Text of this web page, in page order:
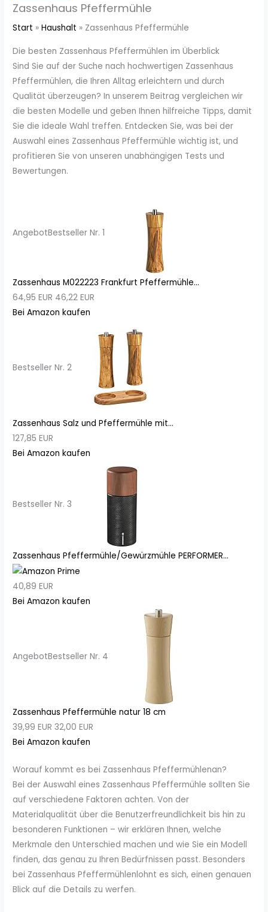
Zassenhaus Pfeffermühle
Start Haushalt Zassenhaus Pfeffermühle
Die besten Zassenhaus Pfeffermühlen im Überblick
Sind Sie auf der Suche nach hochwertigen Zassenhaus
Pfeffermühlen, die Ihren Alltag erleichtern und durch
Qualität überzeugen? In unserem Beitrag vergleichen wir
die besten Modelle und geben Ihnen hilfreiche Tipps, damit
Sie die ideale Wahl treffen. Entdecken Sie, was bei der
Auswahl eines Zassenhaus Pfeffermühle wichtig ist, und
profitieren Sie von unseren unabhängigen Tests und
Bewertungen.
AngebotBestseller Nr. 1
Zassenhaus M022223 Frankfurt Pfeffermühle...
64,95 EUR 46,22 EUR
Bei Amazon kaufen
Bestseller Nr. 2
Zassenhaus Salz und Pfeffermühle mit...
127,85 EUR
Bei Amazon kaufen
Bestseller Nr. 3
Zassenhaus Pfeffermühle/Gewürzmühle PERFORMER...
40,89 EUR
Bei Amazon kaufen
AngebotBestseller Nr. 4
Zassenhaus Pfeffermühle natur 18 cm
39,99 EUR 32,00 EUR
Bei Amazon kaufen
Worauf kommt es bei Zassenhaus Pfeffermühlenan?
Bei der Auswahl eines Zassenhaus Pfeffermühle sollten Sie
auf verschiedene Faktoren achten. Von der
Materialqualität über die Benutzerfreundlichkeit bis hin zu
besonderen Funktionen – wir erklären Ihnen, welche
Merkmale den Unterschied machen und wie Sie ein Modell
finden, das genau zu Ihren Bedürfnissen passt. Besonders
bei Zassenhaus Pfeffermühlenlohnt es sich, einen genauen
Blick auf die Details zu werfen.